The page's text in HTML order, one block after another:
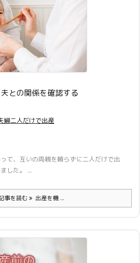
との関係を確認する
婦二人だけで出産
て、互いの両親を頼らずに二人だけで出
した。 ...
事を読む 出産を機 ...